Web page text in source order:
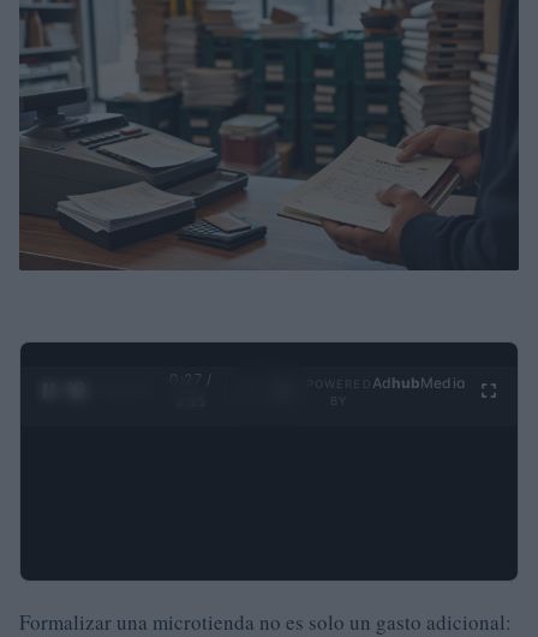
0:28 /
Ad hubMedia
Formalizar una microtienda no es solo un gasto adicional: